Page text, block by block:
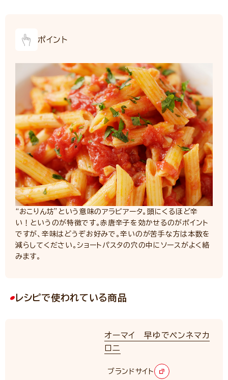
ポイント
“おこりん坊”という意味のアラビアータ。頭にくるほど辛
い！というのが特徴です。赤唐辛子を効かせるのがポイント
ですが、辛味はどうぞお好みで。辛いのが苦手な方は本数を
減らしてください。ショートパスタの穴の中にソースがよく絡
みます。
レシピで使われている商品
オーマイ 早ゆでペンネマカ
ロニ
ブランドサイト